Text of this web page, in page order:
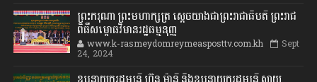
ព្រះករុណា ព្រះមហាក្សត្រ ស្តេចយាងជាព្រះរាជាធិបតី ព្រះរាជ
ពិធីសម្ពោធវិមានរដ្ឋធម្មនុញ្ញ
www.k-rasmeydomreymeasposttv.com.kh Sept
24, 2024